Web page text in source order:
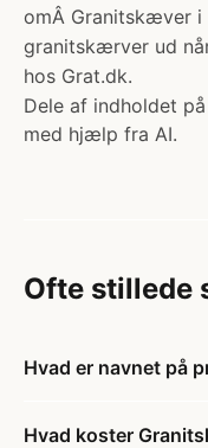
omÂ Granitskæver i
granitskærver ud
hos Grat.dk.
Dele af indholdet
med hjælp fra AI.
Ofte stillede
Hvad er navnet på
Hvad koster